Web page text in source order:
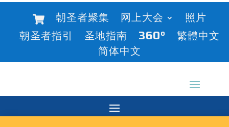
朝圣者聚集 网上大会
照片
朝圣者指引
圣地指南 360°
繁體中文
简体中文